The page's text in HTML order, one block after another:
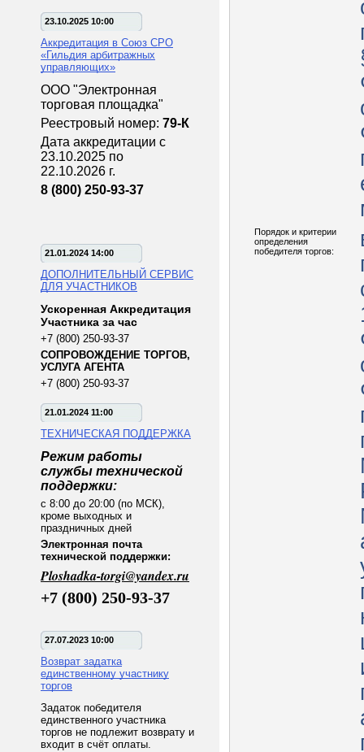
23.10.2025 10:00
Аккредитация в Союз СРО
«Гильдия арбитражных
управляющих»
ООО "Электронная
торговая площадка"
Реестровый номер: 79-К
Дата аккредитации с
23.10.2025 по
22.10.2026 г.
8 (800) 250-93-37
21.01.2024 14:00
ДОПОЛНИТЕЛЬНЫЙ СЕРВИС
ДЛЯ УЧАСТНИКОВ
Ускоренная Аккредитация
Участника за час
+7 (800) 250-93-37
СОПРОВОЖДЕНИЕ ТОРГОВ,
УСЛУГА АГЕНТА
+7 (800) 250-93-37
21.01.2024 11:00
ТЕХНИЧЕСКАЯ ПОДДЕРЖКА
Режим работы
службы технической
поддержки:
с 8:00 до 20:00 (по МСК),
кроме выходных и
праздничных дней
Электронная почта
технической поддержки:
Ploshadka-torgi@yandex.ru
+7 (800) 250-93-37
27.07.2023 10:00
Возврат задатка
единственному участнику
торгов
Задаток победителя
единственного участника
торгов не подлежит возврату и
входит в счёт оплаты.
Порядок и критерии
определения
победителя торгов: